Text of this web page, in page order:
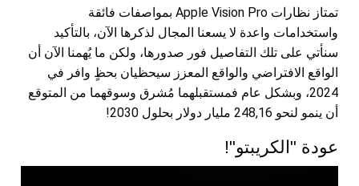
تمتاز نظارات Apple Vision Pro بمواصفات فائقة
واستخدامات واعدة لا يسعنا المجال لذكرها الآن، بالتأكيد
سنأتي على تلك التفاصيل فور صدورها، ولكن ما يُهمنا الآن أن
الواقع الافتراضي والواقع المعزز سيحظيان بحظٍ وافر في
2024، وبشكل عام فمستقبلهما مُشرق وسوقهما من المتوقع
أن ينمو لنحو 248,16 مليار دولار بحلول 2030!
عودة "الكريبتو"!